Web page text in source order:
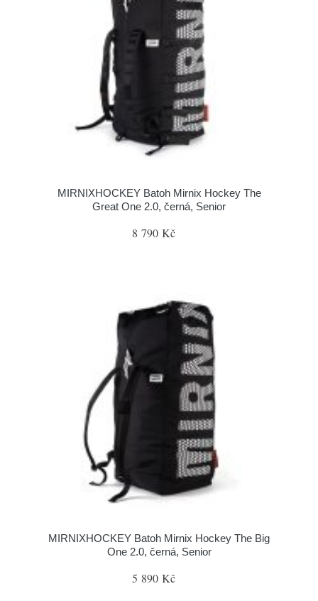
MIRNIXHOCKEY Batoh Mirnix Hockey The
Great One 2.0, černá, Senior
8 790 Kč
MIRNIXHOCKEY Batoh Mirnix Hockey The Big
One 2.0, černá, Senior
5 890 Kč